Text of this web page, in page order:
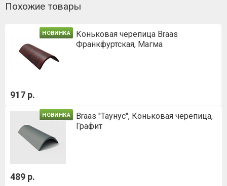
Похожие товары
НОВИНКА
Коньковая черепица Braas
Франкфуртская, Магма
917 р.
НОВИНКА
Braas "Таунус", Коньковая черепица,
Графит
489 р.